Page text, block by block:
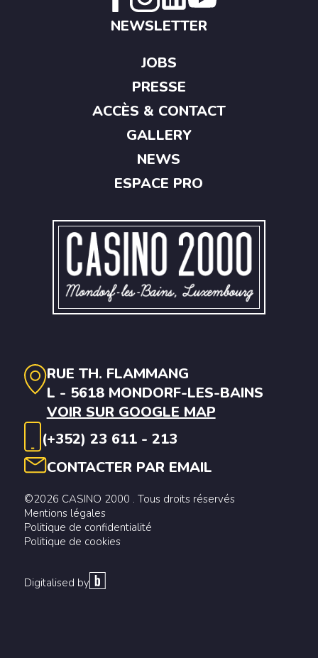
RUE TH. FLAMMANG
L - 5618 MONDORF-LES-BAINS
VOIR SUR GOOGLE MAP
(+352) 23 611 - 213
CONTACTER PAR EMAIL
©2026 CASINO 2000 . Tous droits réservés
Mentions légales
Politique de confidentialité
Politique de cookies
Digitalised by
NEWSLETTER
JOBS
PRESSE
ACCÈS & CONTACT
GALLERY
NEWS
ESPACE PRO